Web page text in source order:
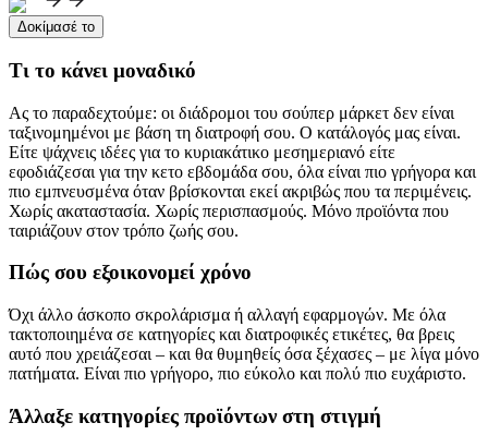
Δοκίμασέ το
Τι το κάνει μοναδικό
Ας το παραδεχτούμε: οι διάδρομοι του σούπερ μάρκετ δεν είναι
ταξινομημένοι με βάση τη διατροφή σου. Ο κατάλογός μας είναι.
Είτε ψάχνεις ιδέες για το κυριακάτικο μεσημεριανό είτε
εφοδιάζεσαι για την κετο εβδομάδα σου, όλα είναι πιο γρήγορα και
πιο εμπνευσμένα όταν βρίσκονται εκεί ακριβώς που τα περιμένεις.
Χωρίς ακαταστασία. Χωρίς περισπασμούς. Μόνο προϊόντα που
ταιριάζουν στον τρόπο ζωής σου.
Πώς σου εξοικονομεί χρόνο
Όχι άλλο άσκοπο σκρολάρισμα ή αλλαγή εφαρμογών. Με όλα
τακτοποιημένα σε κατηγορίες και διατροφικές ετικέτες, θα βρεις
αυτό που χρειάζεσαι – και θα θυμηθείς όσα ξέχασες – με λίγα μόνο
πατήματα. Είναι πιο γρήγορο, πιο εύκολο και πολύ πιο ευχάριστο.
Άλλαξε κατηγορίες προϊόντων στη στιγμή